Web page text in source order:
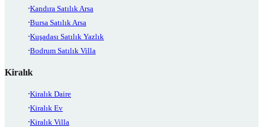
Kandıra Satılık Arsa
Bursa Satılık Arsa
Kuşadası Satılık Yazlık
Bodrum Satılık Villa
Kiralık
Kiralık Daire
Kiralık Ev
Kiralık Villa